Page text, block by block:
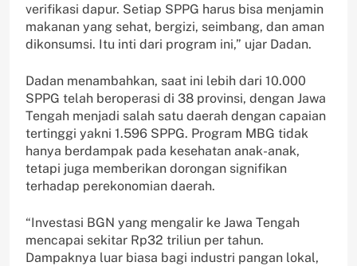
verifikasi dapur. Setiap SPPG harus bisa menjamin
makanan yang sehat, bergizi, seimbang, dan aman
dikonsumsi. Itu inti dari program ini,” ujar Dadan.
Dadan menambahkan, saat ini lebih dari 10.000
SPPG telah beroperasi di 38 provinsi, dengan Jawa
Tengah menjadi salah satu daerah dengan capaian
tertinggi yakni 1.596 SPPG. Program MBG tidak
hanya berdampak pada kesehatan anak-anak,
tetapi juga memberikan dorongan signifikan
terhadap perekonomian daerah.
“Investasi BGN yang mengalir ke Jawa Tengah
mencapai sekitar Rp32 triliun per tahun.
Dampaknya luar biasa bagi industri pangan lokal,